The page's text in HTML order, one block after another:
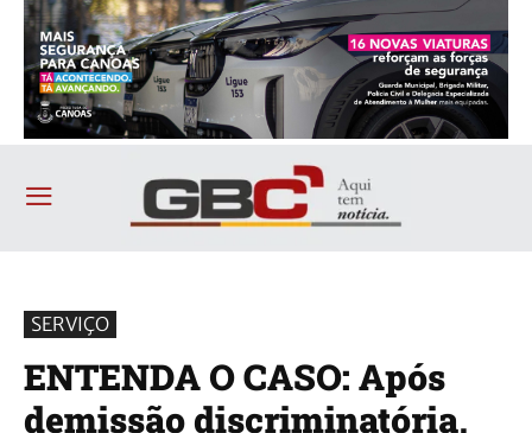
SERVIÇO
ENTENDA O CASO: Após
demissão discriminatória,